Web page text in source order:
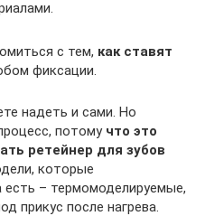
с тем, как ставят
фиксации.
надеть и сами. Но
потому что это
ретейнер для зубов
которые
есть – термомоделируемые,
прикус после нагрева.